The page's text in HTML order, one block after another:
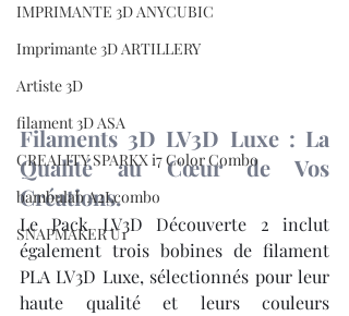
IMPRIMANTE 3D ANYCUBIC
Imprimante 3D ARTILLERY
Artiste 3D
filament 3D ASA
CREALITY SPARKX i7 Color Combo
bambulab A2Lcombo
SNAPMAKER U1
Filaments 3D LV3D Luxe : La
Qualité au Cœur de Vos
Créations.
Le Pack LV3D Découverte 2 inclut
également trois bobines de filament
PLA LV3D Luxe, sélectionnés pour leur
haute qualité et leurs couleurs